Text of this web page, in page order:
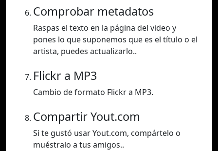
Comprobar metadatos
Raspas el texto en la página del video y
pones lo que suponemos que es el título o el
artista, puedes actualizarlo..
Flickr a MP3
Cambio de formato Flickr a MP3.
Compartir Yout.com
Si te gustó usar Yout.com, compártelo o
muéstralo a tus amigos..